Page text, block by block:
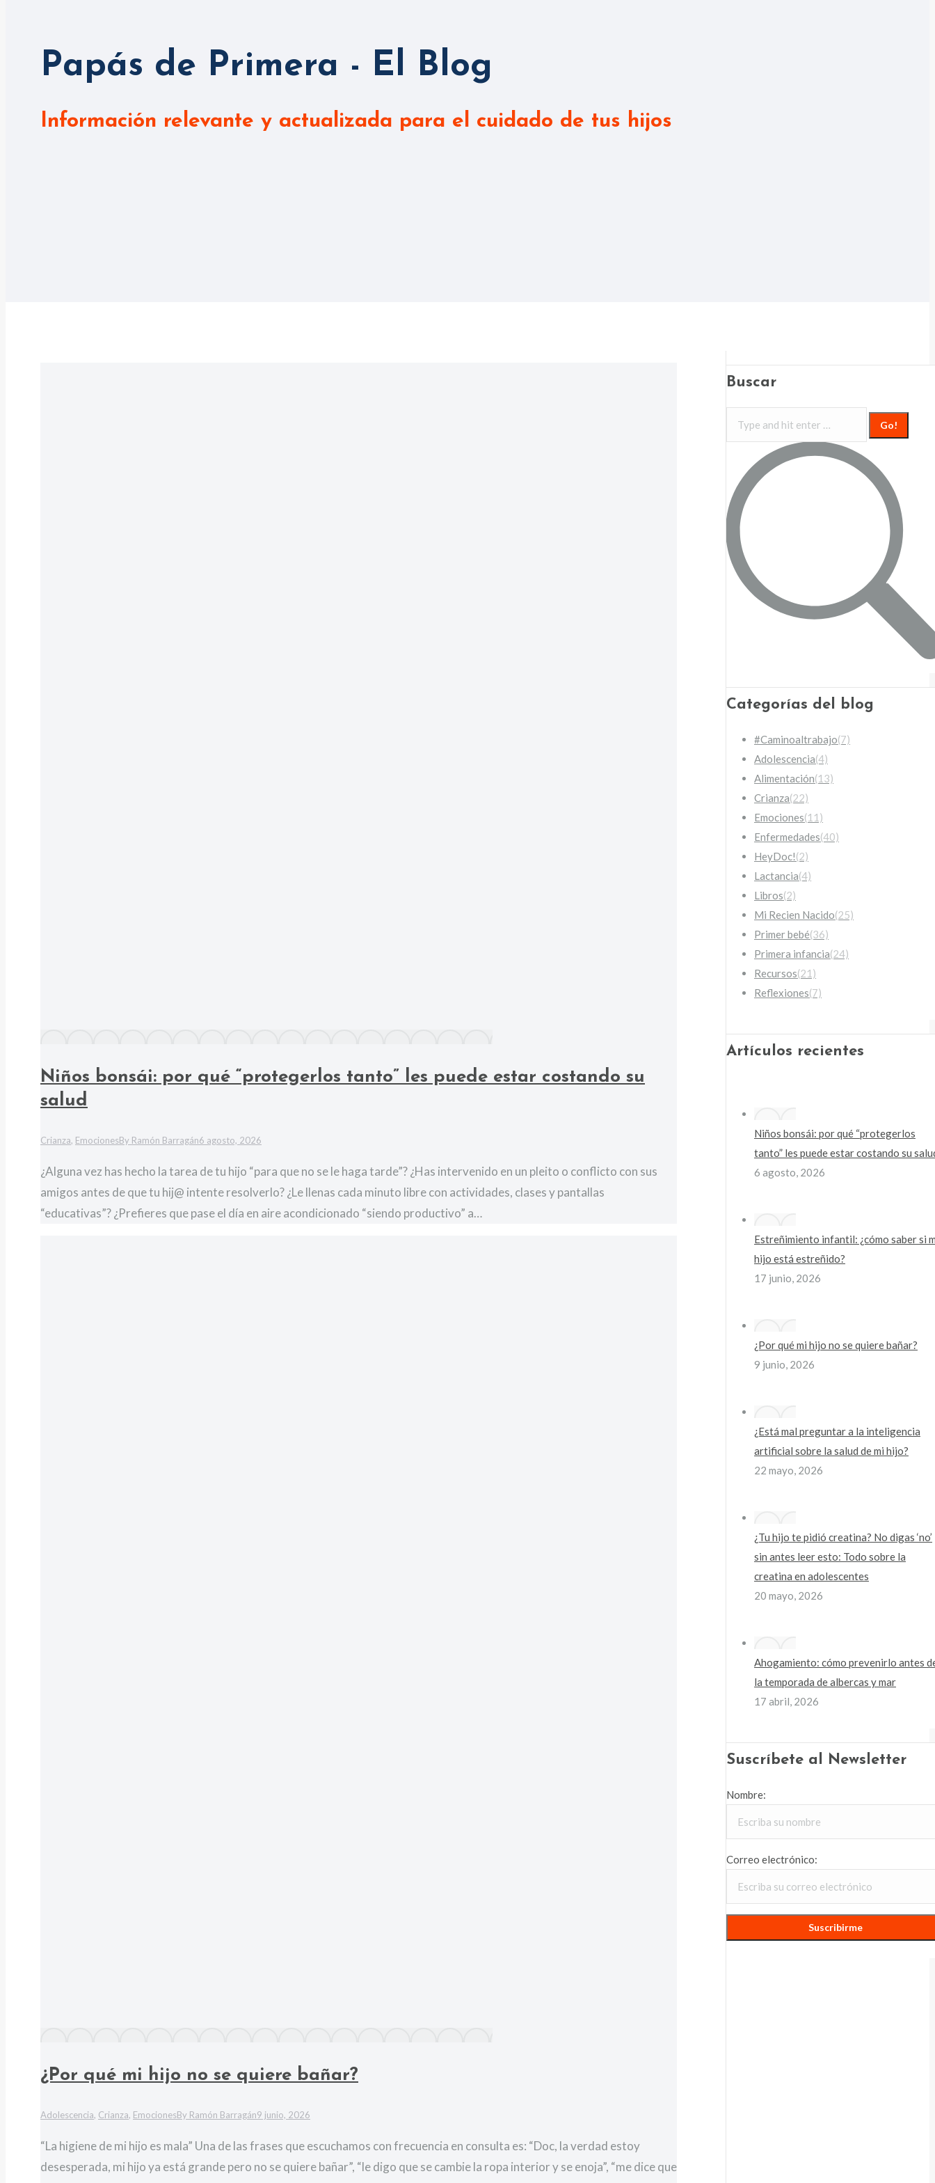
Papás de Primera - El Blog
Información relevante y actualizada para el cuidado de tus hijos
Niños bonsái: por qué “protegerlos tanto” les puede estar costando su
salud
Crianza, EmocionesBy Ramón Barragán6 agosto, 2026
¿Alguna vez has hecho la tarea de tu hijo “para que no se le haga tarde”? ¿Has intervenido en un pleito o conflicto con sus
amigos antes de que tu hij@ intente resolverlo? ¿Le llenas cada minuto libre con actividades, clases y pantallas
“educativas”? ¿Prefieres que pase el día en aire acondicionado “siendo productivo” a…
¿Por qué mi hijo no se quiere bañar?
Adolescencia, Crianza, EmocionesBy Ramón Barragán9 junio, 2026
“La higiene de mi hijo es mala” Una de las frases que escuchamos con frecuencia en consulta es: “Doc, la verdad estoy
desesperada, mi hijo ya está grande pero no se quiere bañar”, “le digo que se cambie la ropa interior y se enoja”, “me dice que
Buscar
Categorías del blog
#Caminoaltrabajo(7)
Adolescencia(4)
Alimentación(13)
Crianza(22)
Emociones(11)
Enfermedades(40)
HeyDoc!(2)
Lactancia(4)
Libros(2)
Mi Recien Nacido(25)
Primer bebé(36)
Primera infancia(24)
Recursos(21)
Reflexiones(7)
Artículos recientes
Niños bonsái: por qué “protegerlos
tanto” les puede estar costando su
6 agosto, 2026
Estreñimiento infantil: ¿cómo saber si
hijo está estreñido?
17 junio, 2026
¿Por qué mi hijo no se quiere bañar?
9 junio, 2026
¿Está mal preguntar a la inteligencia
artificial sobre la salud de mi hijo?
22 mayo, 2026
¿Tu hijo te pidió creatina? No digas ‘no’
sin antes leer esto: Todo sobre la
creatina en adolescentes
20 mayo, 2026
Ahogamiento: cómo prevenirlo antes
la temporada de albercas y mar
17 abril, 2026
Suscríbete al Newsletter
Nombre:
Correo electrónico: